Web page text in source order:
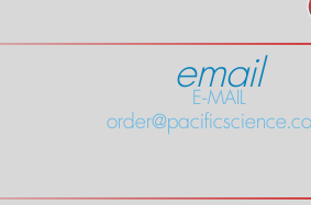
email
E-MAIL